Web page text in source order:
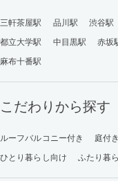
三軒茶屋駅 品川駅 渋谷駅
都立大学駅
中目黒駅 赤坂
麻布十番駅
こだわりから探す
ルーフバルコニー付き 庭付き
ひとり暮らし向け
ふたり暮